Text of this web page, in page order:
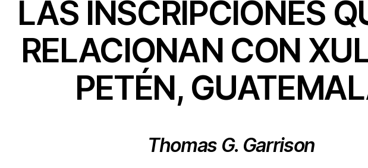
LAS INSCRIPCIONES
RELACIONAN CON
PETÉN,
Thomas G. Garrison